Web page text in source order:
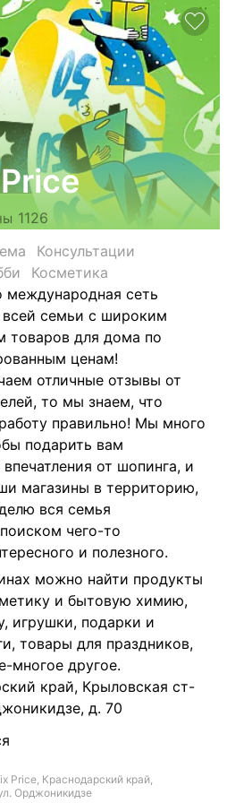
1126
Консультации
Косметика
международная сеть
всей семьи с широким
товаров для дома по
ценам!
отличные отзывы от
то мы знаем, что
правильно! Мы много
подарить вам
от шопинга, и
магазины в территорию,
вся семья
чего-то
и полезного.
можно найти продукты
и бытовую химию,
игрушки, подарки и
товары для праздников,
многое другое.
край, Крыловская ст-
д. 70
Краснодарский край,
Орджоникидзе